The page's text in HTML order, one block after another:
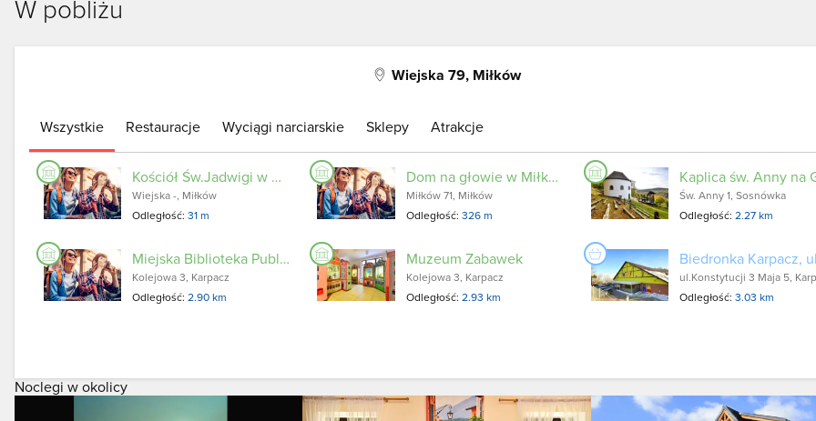
W pobliżu
Wiejska 79, Miłków
Wszystkie Restauracje Wyciągi narciarskie Sklepy Atrakcje
Kościół Św.Jadwigi w Miłkowie
Wiejska -, Miłków
Odległość:31 m
Dom na głowie w Miłkowie
Miłków 71, Miłków
Odległość: 326 m
Św. Anny 1, Sosnówka
Odległość:2.27 km
Miejska Biblioteka Publiczna
Kolejowa 3, Karpacz
Odległość:2.90 km
Muzeum Zabawek
Kolejowa 3, Karpacz
Odległość: 2.93 km
ul.Konstytucji 3 Maja 5,
Odległość:3.03 km
Noclegi w okolicy